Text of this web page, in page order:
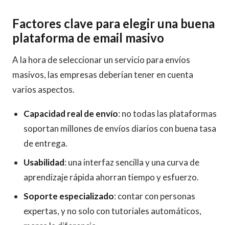
Factores clave para elegir una buena
plataforma de email masivo
A la hora de seleccionar un servicio para envíos
masivos, las empresas deberían tener en cuenta
varios aspectos.
Capacidad real de envío: no todas las plataformas
soportan millones de envíos diarios con buena tasa
de entrega.
Usabilidad: una interfaz sencilla y una curva de
aprendizaje rápida ahorran tiempo y esfuerzo.
Soporte especializado: contar con personas
expertas, y no solo con tutoriales automáticos,